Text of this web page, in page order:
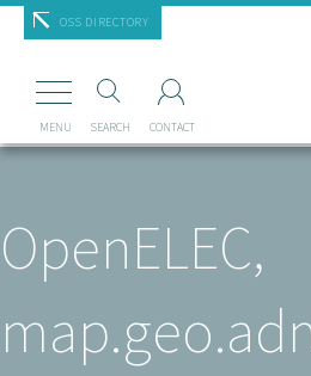
MastodonOSS DIRECTORY
MENU SEARCH CONTACT
OpenELEC,